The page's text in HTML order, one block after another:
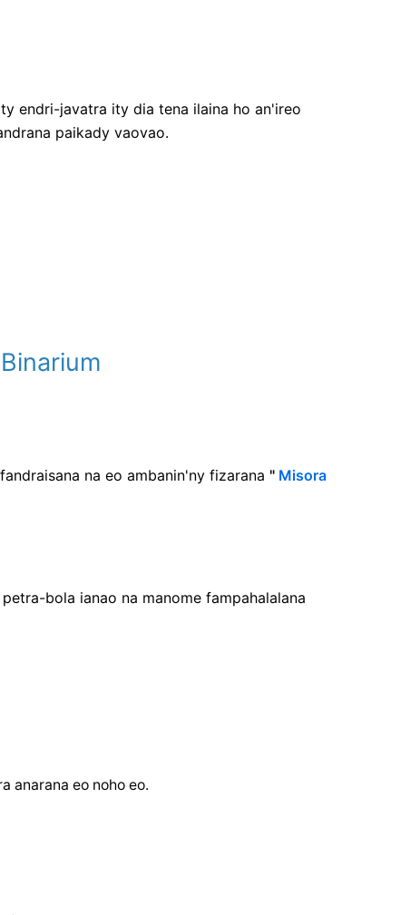
endri-javatra ity dia tena ilaina ho an'ireo
paikady vaovao.
na eo ambanin'ny fizarana " Misora
bola ianao na manome fampahalalana
anarana eo noho eo.